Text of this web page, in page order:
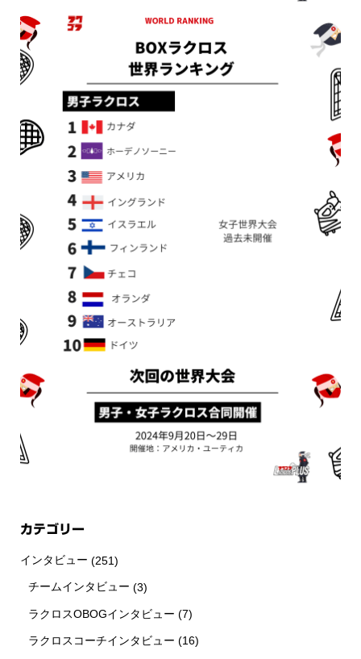
カテゴリー
インタビュー (251)
チームインタビュー (3)
ラクロスOBOGインタビュー (7)
ラクロスコーチインタビュー (16)